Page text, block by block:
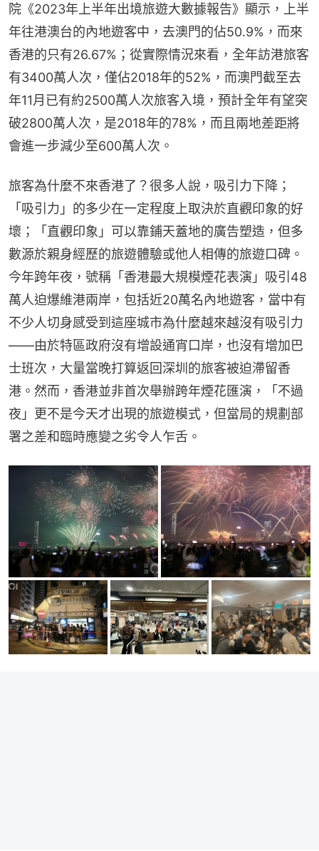
院《2023年上半年出境旅遊大數據報告》顯示，上半
年往港澳台的內地遊客中，去澳門的佔50.9%，而來
香港的只有26.67%；從實際情況來看，全年訪港旅客
有3400萬人次，僅佔2018年的52%，而澳門截至去
年11月已有約2500萬人次旅客入境，預計全年有望突
破2800萬人次，是2018年的78%，而且兩地差距將
會進一步減少至600萬人次。
旅客為什麼不來香港了？很多人說，吸引力下降；
「吸引力」的多少在一定程度上取決於直觀印象的好
壞；「直觀印象」可以靠鋪天蓋地的廣告塑造，但多
數源於親身經歷的旅遊體驗或他人相傳的旅遊口碑。
今年跨年夜，號稱「香港最大規模煙花表演」吸引48
萬人迫爆維港兩岸，包括近20萬名內地遊客，當中有
不少人切身感受到這座城市為什麼越來越沒有吸引力
——由於特區政府沒有增設通宵口岸，也沒有增加巴
士班次，大量當晚打算返回深圳的旅客被迫滯留香
港。然而，香港並非首次舉辦跨年煙花匯演，「不過
夜」更不是今天才出現的旅遊模式，但當局的規劃部
署之差和臨時應變之劣令人乍舌。